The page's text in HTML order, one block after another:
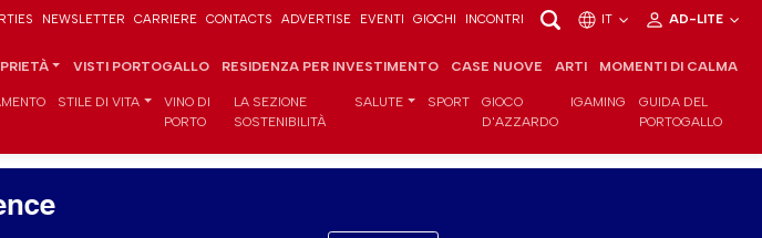
NEWSLETTER CARRIERE CONTACTS ADVERTISE EVENTI GIOCHI INCONTRI IT AD-LITE
VISTI PORTOGALLO RESIDENZA PER INVESTIMENTO CASE NUOVE ARTI MOMENTI DI CALMA
STILE DI VITA
VINO DI
PORTO
LA SEZIONE
SOSTENIBILITÀ
SALUTE SPORT
GIOCO
D'AZZARDO
IGAMING
GUIDA DEL
PORTOGALLO